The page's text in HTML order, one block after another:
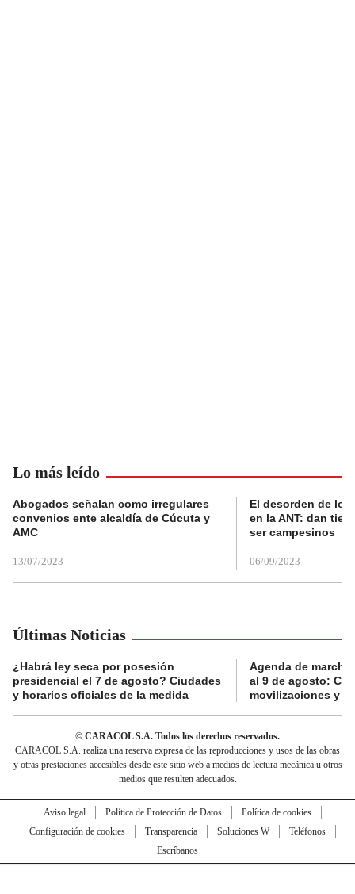
Lo más leído
Abogados señalan como irregulares
convenios ente alcaldía de Cúcuta y
AMC
13/07/2023
El desorden de
en la ANT: dan
ser campesinos
06/09/2023
Últimas Noticias
¿Habrá ley seca por posesión
presidencial el 7 de agosto? Ciudades
y horarios oficiales de la medida
Agenda de
al 9 de agosto:
movilizaciones y
© CARACOL S.A. Todos los derechos reservados.
CARACOL S.A. realiza una reserva expresa de las reproducciones y usos de las obras
y otras prestaciones accesibles desde este sitio web a medios de lectura mecánica u otros
medios que resulten adecuados.
Aviso legal Política de Protección de Datos
Política de cookies
Configuración de cookies
Transparencia Soluciones W
Teléfonos
Escríbanos